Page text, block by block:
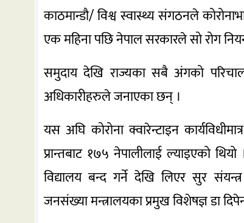
काठमान्डौ/ विश्व स्वास्थ्य संगठनले
एक महिना पछि नेपाल सरकारले सो रोग
समुदाय देखि राज्यका सबै अंगको
अधिकारीहरुले जनाएका छन् ।
यस अघि कोरोना क्वारेन्टाइन
प्रान्तबाट १७५ नेपालीलाई ल्याइएको
विद्यालय बन्द गर्ने देखि लिएर सुर
जनसंख्या मन्त्रालयका प्रमुख विशेषज्ञ डा